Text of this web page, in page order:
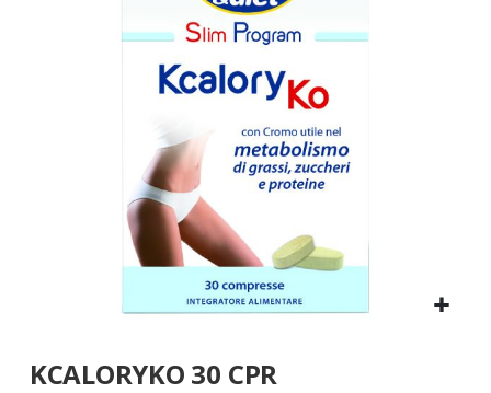
all'inizio
KCALORYKO 30 CPR